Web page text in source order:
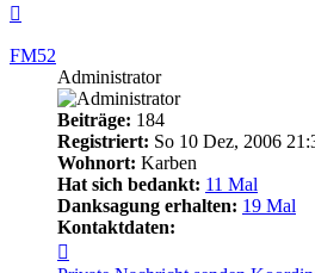
FM52
Administrator
Beiträge: 184
Registriert: So 10 Dez, 2006
Wohnort: Karben
Hat sich bedankt: 11 Mal
Danksagung erhalten: 19 Mal
Kontaktdaten:
von